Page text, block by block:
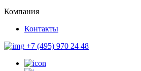
Компания
Контакты
+7 (495) 970 24 48